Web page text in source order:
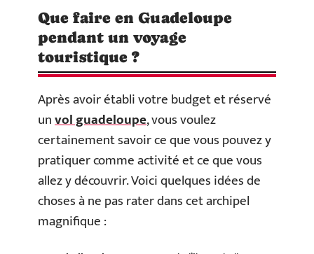
Que faire en Guadeloupe
pendant un voyage
touristique ?
Après avoir établi votre budget et réservé
unvol guadeloupe, vous voulez
certainement savoir ce que vous pouvez y
pratiquer comme activité et ce que vous
allez y découvrir. Voici quelques idées de
choses à ne pas rater dans cet archipel
magnifique :